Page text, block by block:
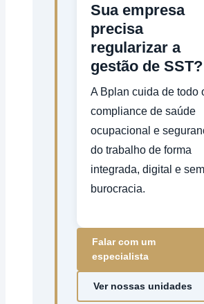
Sua empresa
precisa
regularizar a
gestão de SST?
A Bplan cuida de todo
compliance de saúde
ocupacional e
do trabalho de forma
integrada, digital e sem
burocracia.
Falar com um
especialista
Ver nossas unidades